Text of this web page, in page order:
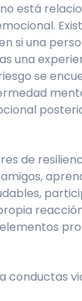
está
si una
una
se
de
conductas